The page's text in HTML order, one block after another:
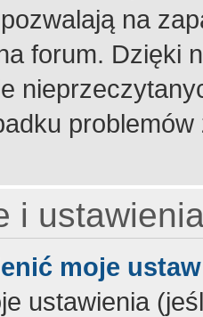
na
forum. Dzięki
i
moje
ustawienia